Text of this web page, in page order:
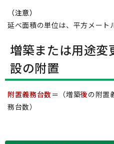
（注意）
延べ面積の単位は、平方メート
増築または用途
設の附置
附置義務台数 ＝（増築後の附置
務台数）